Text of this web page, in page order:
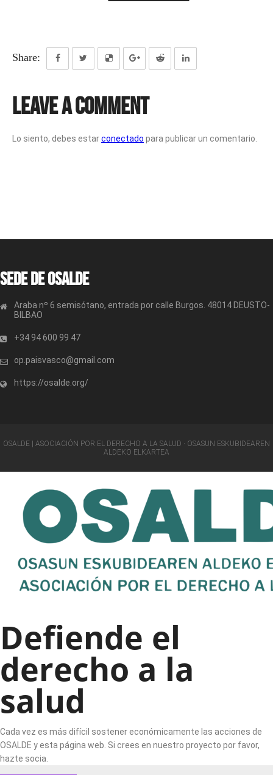
Share:
Leave a Comment
Lo siento, debes estarconectado para publicar un comentario.
Sede de OSALDE
Araba nº 6 semisótano, entrada por calle Burgos. 48014 DEUSTO-
BILBAO
+34 94 600 99 47
op.paisvasco@gmail.com
https://osalde.org/
OSALDE | ASOCIACIÓN POR EL DERECHO A LA SALUD · OSASUN ESKUBIDEAREN
ALDEKO ELKARTEA
Defiende el
derecho a la
salud
Cada vez es más difícil sostener económicamente las acciones de
OSALDE y esta página web. Si crees en nuestro proyecto por favor,
hazte socia.